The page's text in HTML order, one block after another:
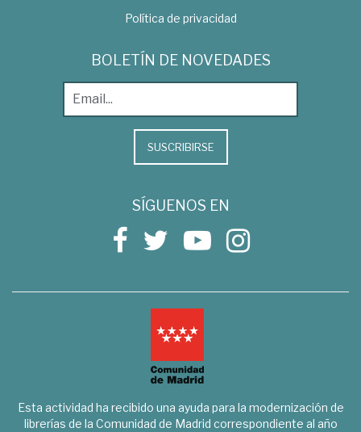
Política de privacidad
BOLETÍN DE NOVEDADES
SUSCRIBIRSE
SÍGUENOS EN
Esta actividad ha recibido una ayuda para la modernización de
librerías de la Comunidad de Madrid correspondiente al año